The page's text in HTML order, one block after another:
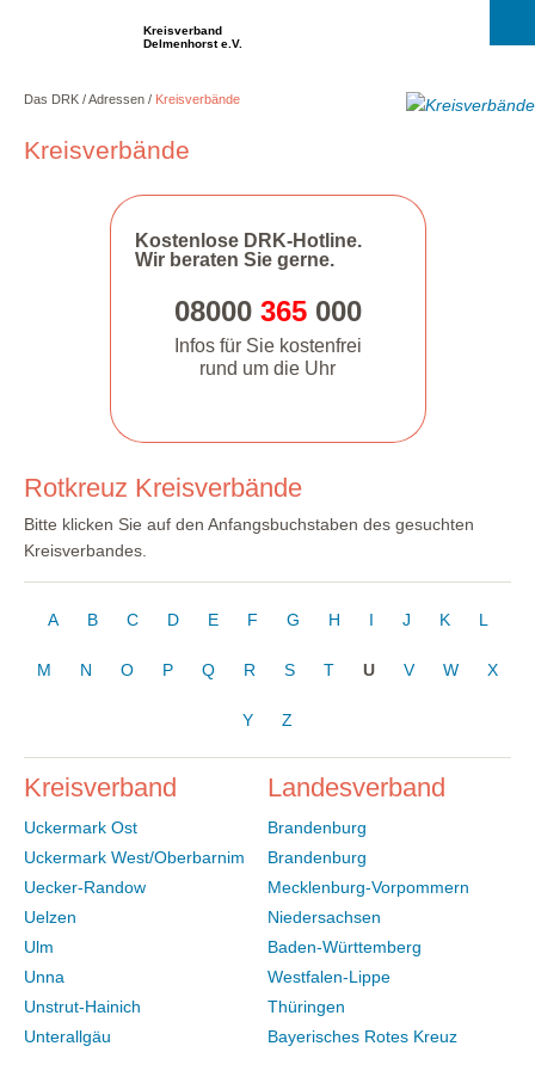
Kreisverband
Delmenhorst e.V.
Das DRK Adressen Kreisverbände
Kreisverbände
Kostenlose DRK-Hotline.
Wir beraten Sie gerne.
08000 365000
Infos für Sie kostenfrei
rund um die Uhr
Rotkreuz Kreisverbände
Bitte klicken Sie auf den Anfangsbuchstaben des gesuchten
Kreisverbandes.
A B C D E F G H I J K L
M N O P Q R S T U V W X
Y Z
Kreisverband Landesverband
Uckermark Ost
Brandenburg
Uckermark West/Oberbarnim
Brandenburg
Uecker-Randow
Mecklenburg-Vorpommern
Uelzen
Niedersachsen
Ulm
Baden-Württemberg
Unna
Westfalen-Lippe
Unstrut-Hainich
Thüringen
Unterallgäu
Bayerisches Rotes Kreuz